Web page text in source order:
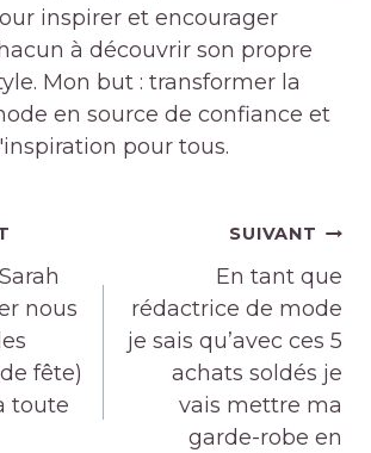
inspirer et encourager
à découvrir son propre
Mon but : transformer la
en source de confiance et
pour tous.
nous
fête)
toute
SUIVANT
En tant que
rédactrice de mode
je sais qu’avec ces 5
achats soldés je
vais mettre ma
garde-robe en